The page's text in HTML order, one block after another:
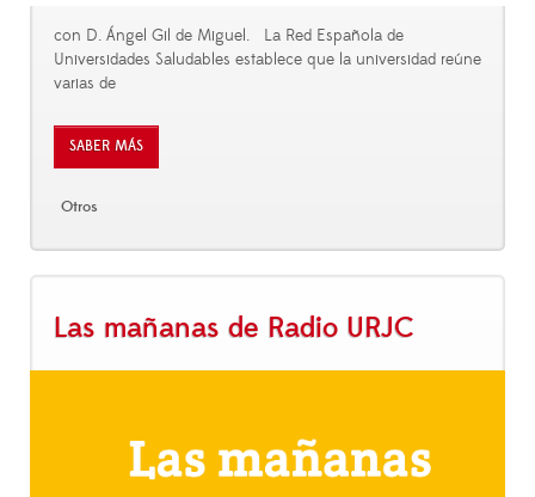
con D. Ángel Gil de Miguel. La Red Española de
Universidades Saludables establece que la universidad reúne
varias de
SABER MÁS
Otros
Las mañanas de Radio URJC